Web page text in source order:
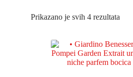
Prikazano je svih 4 rezultata